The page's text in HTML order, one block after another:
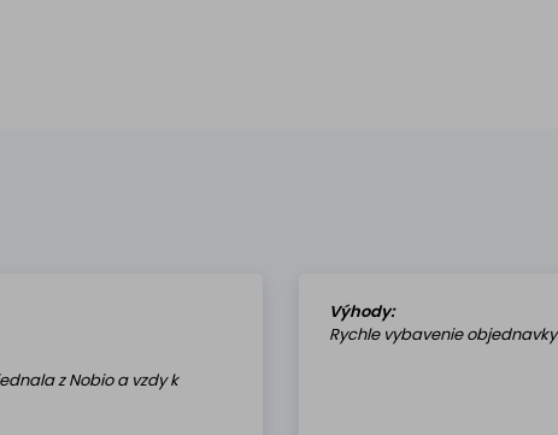
z Nobio a vzdy k
Výhody:
Rychle vybavenie objednavky